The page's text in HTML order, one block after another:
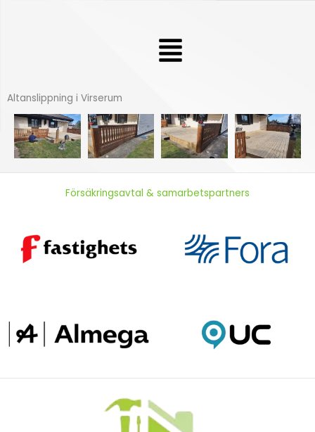
Meny
Altanslippning i Virserum
Försäkringsavtal & samarbetspartners